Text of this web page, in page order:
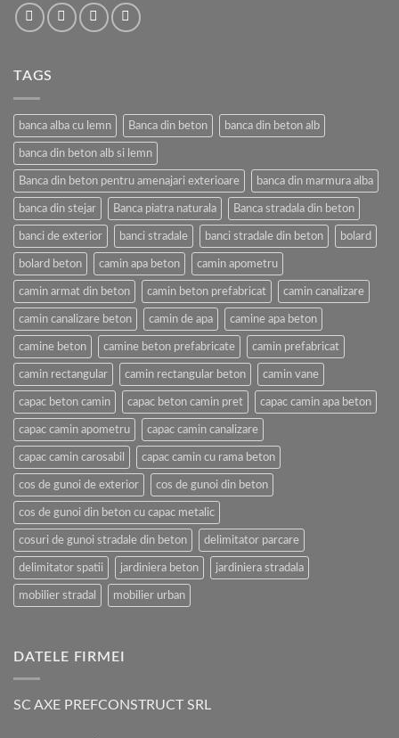
TAGS
banca alba cu lemn Banca din beton banca din beton alb
banca din beton alb si lemn
Banca din beton pentru amenajari exterioare banca din marmura alba
banca din stejar Banca piatra naturala Banca stradala din beton
banci de exterior banci stradale banci stradale din beton bolard
bolard beton camin apa beton camin apometru
camin armat din beton camin beton prefabricat camin canalizare
camin canalizare beton camin de apa camine apa beton
camine beton camine beton prefabricate camin prefabricat
camin rectangular camin rectangular beton camin vane
capac beton camin capac beton camin pret capac camin apa beton
capac camin apometru capac camin canalizare
capac camin carosabil capac camin cu rama beton
cos de gunoi de exterior cos de gunoi din beton
cos de gunoi din beton cu capac metalic
cosuri de gunoi stradale din beton delimitator parcare
delimitator spatii jardiniera beton jardiniera stradala
mobilier stradal mobilier urban
DATELE FIRMEI
SC AXE PREFCONSTRUCT SRL